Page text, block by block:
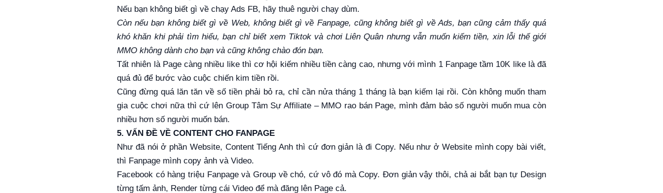
Nếu bạn không biết gì về chạy Ads FB, hãy thuê người chạy dùm.
Còn nếu bạn không biết gì về Web, không biết gì về Fanpage, cũng không biết gì về Ads, bạn cũng cảm thấy quá
khó khăn khi phải tìm hiểu, bạn chỉ biết xem Tiktok và chơi Liên Quân nhưng vẫn muốn kiếm tiền, xin lỗi thế giới
MMO không dành cho bạn và cũng không chào đón bạn.
Tất nhiên là Page càng nhiều like thì cơ hội kiếm nhiều tiền càng cao, nhưng với mình 1 Fanpage tầm 10K like là đã
quá đủ để bước vào cuộc chiến kim tiền rồi.
Cũng đừng quá lăn tăn về số tiền phải bỏ ra, chỉ cần nửa tháng 1 tháng là bạn kiếm lại rồi. Còn không muốn tham
gia cuộc chơi nữa thì cứ lên Group Tâm Sự Affiliate – MMO rao bán Page, mình đảm bảo số người muốn mua còn
nhiều hơn số người muốn bán.
5. VẤN ĐỀ VỀ CONTENT CHO FANPAGE
Như đã nói ở phần Website, Content Tiếng Anh thì cứ đơn giản là đi Copy. Nếu như ở Website mình copy bài viết,
thì Fanpage mình copy ảnh và Video.
Facebook có hàng triệu Fanpage và Group về chó, cứ vô đó mà Copy. Đơn giản vậy thôi, chả ai bắt bạn tự Design
từng tấm ảnh, Render từng cái Video để mà đăng lên Page cả.